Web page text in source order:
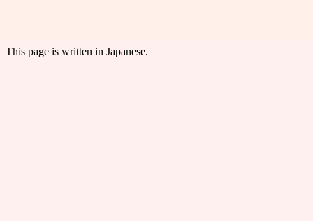
This page is written in Japanese.